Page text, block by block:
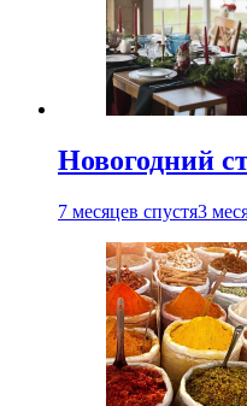
Новогодний
7 месяцев спустя3